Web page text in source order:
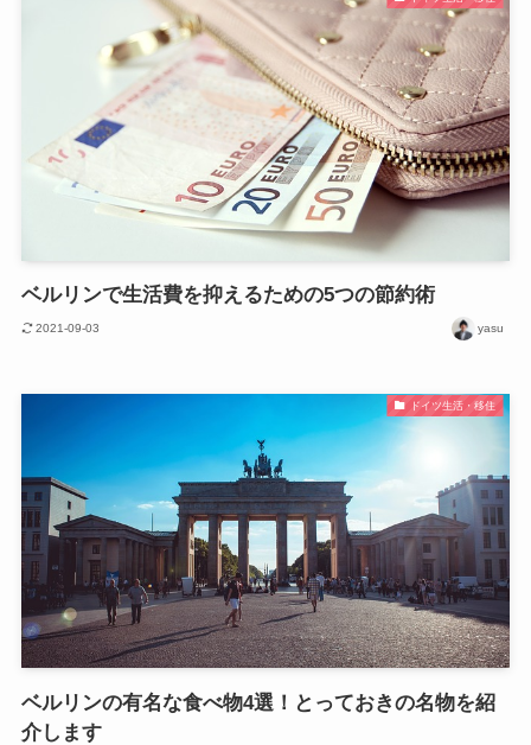
ベルリンで生活費を抑えるための5つの節約術
2021-09-03 yasu
ドイツ生活・移住
ベルリンの有名な食べ物4選！とっておきの名物を紹
介します